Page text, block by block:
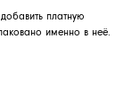
платную
именно в неё.
Road
Оплата и